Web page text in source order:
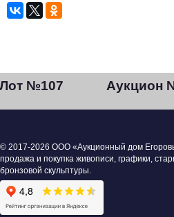
Лот №107 Аукцион
© 2017-2026 ООО «Аукционный дом
продажа и покупка живописи, графики,
бронзовой скульптуры.